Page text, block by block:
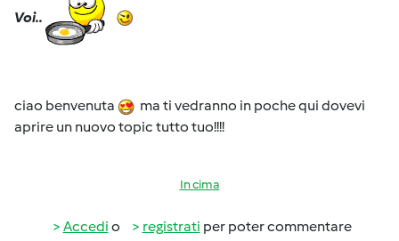
Voi..
ciao benvenuta
ma ti vedranno in poche qui dovevi
aprire un nuovo topic tutto tuo!!!!
In cima
Accedi o registrati per poter commentare